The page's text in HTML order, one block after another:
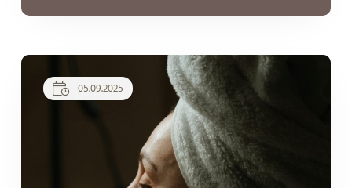
05.09.2025